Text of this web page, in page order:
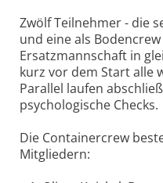
Zwölf Teilnehmer - die
und eine als
Ersatzmannschaft in
kurz vor dem Start alle
Parallel laufen
psychologische Checks.
Die Containercrew
Mitgliedern: